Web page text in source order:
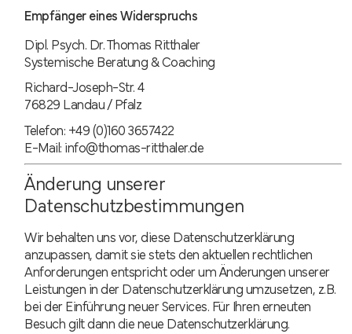
Empfänger eines Widerspruchs
Dipl. Psych. Dr. Thomas Ritthaler
Systemische Beratung & Coaching
Richard-Joseph-Str. 4
76829 Landau / Pfalz
Telefon: +49 (0)160 3657422
E-Mail: info@thomas-ritthaler.de
Änderung unserer
Datenschutzbestimmungen
Wir behalten uns vor, diese Datenschutzerklärung
anzupassen, damit sie stets den aktuellen rechtlichen
Anforderungen entspricht oder um Änderungen unserer
Leistungen in der Datenschutzerklärung umzusetzen, z.B.
bei der Einführung neuer Services. Für Ihren erneuten
Besuch gilt dann die neue Datenschutzerklärung.